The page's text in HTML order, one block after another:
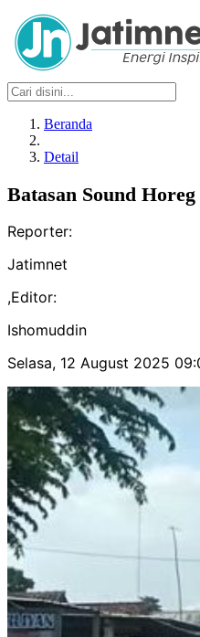
Beranda
Detail
Batasan Sound
Reporter:
Jatimnet
,Editor:
Ishomuddin
Selasa, 12 August 2025